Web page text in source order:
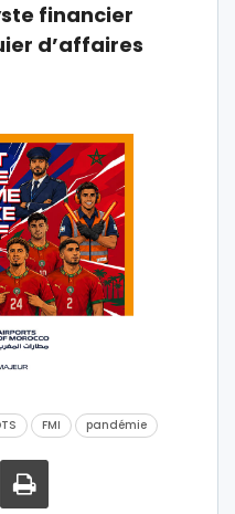
financier
d’affaires
FMI pandémie